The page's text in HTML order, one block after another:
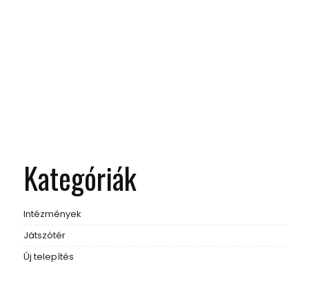
Kategóriák
Intézmények
Játszótér
Új telepítés